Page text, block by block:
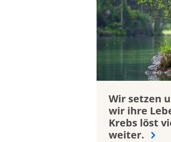
Wir setzen
wir ihre
Krebs löst
weiter.